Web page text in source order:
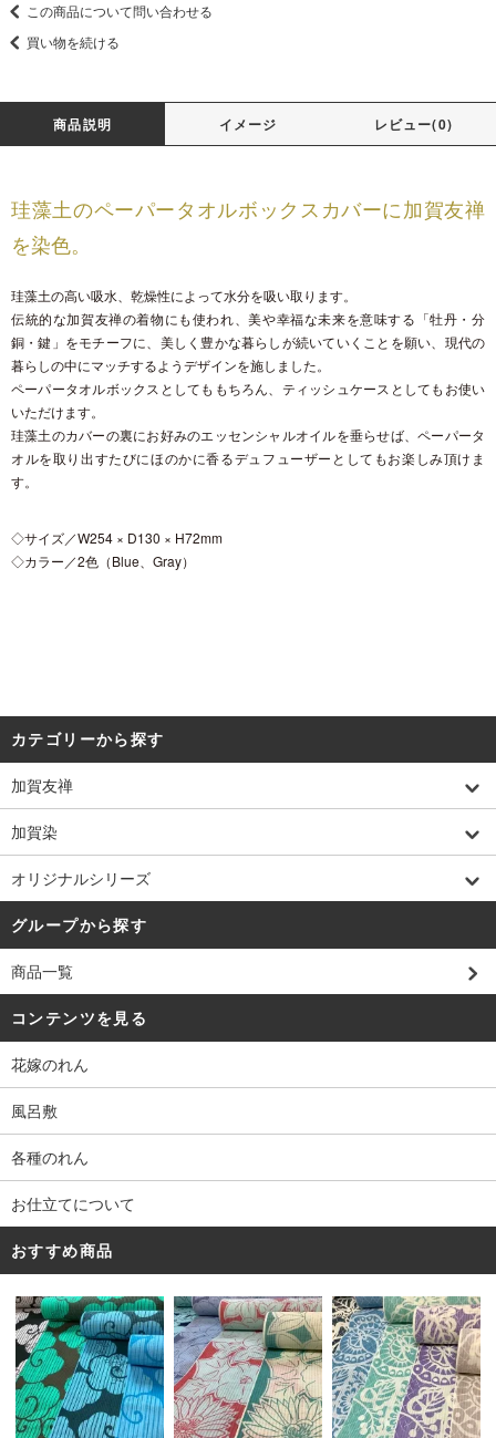
この商品について問い合わせる
買い物を続ける
商品説明 イメージ レビュー(0)
珪藻土のペーパータオルボックスカバーに加賀友禅
を染色。
珪藻土の高い吸水、乾燥性によって水分を吸い取ります。
伝統的な加賀友禅の着物にも使われ、美や幸福な未来を意味する「牡丹・分
銅・鍵」をモチーフに、美しく豊かな暮らしが続いていくことを願い、現代の
暮らしの中にマッチするようデザインを施しました。
ペーパータオルボックスとしてももちろん、ティッシュケースとしてもお使い
いただけます。
珪藻土のカバーの裏にお好みのエッセンシャルオイルを垂らせば、ペーパータ
オルを取り出すたびにほのかに香るデュフューザーとしてもお楽しみ頂けま
す。
◇サイズ／W254 × D130 × H72mm
◇カラー／2色（Blue、Gray）
カテゴリーから探す
加賀友禅
加賀染
オリジナルシリーズ
グループから探す
商品一覧
コンテンツを見る
花嫁のれん
風呂敷
各種のれん
お仕立てについて
おすすめ商品